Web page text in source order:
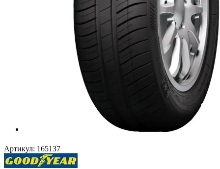
Артикул: 165137